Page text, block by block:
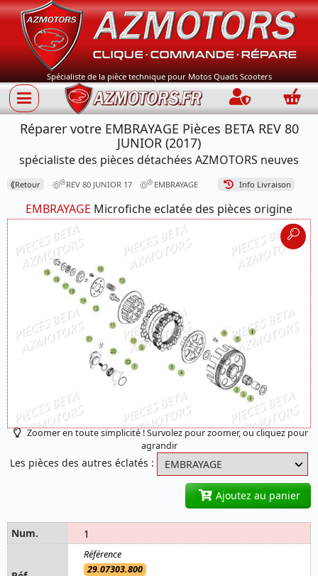
Spécialiste de la pièce technique pour Motos Quads Scooters
Connection
Réparer votre EMBRAYAGE Pièces BETA REV 80
JUNIOR (2017)
spécialiste des pièces détachées AZMOTORS neuves
⟪Retour REV 80 JUNIOR 17 EMBRAYAGE Info Livraison
EMBRAYAGE Microfiche eclatée des pièces origine
Zoomer en toute simplicité ! Survolez pour zoomer, ou cliquez pour
agrandir
Les pièces des autres éclatés :
Ajoutez au panier
1
29.07303.800